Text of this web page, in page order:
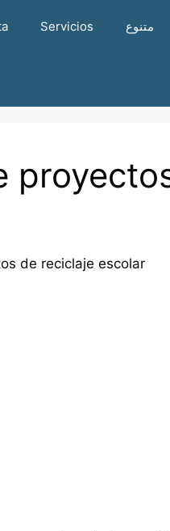
Servicios متنوع